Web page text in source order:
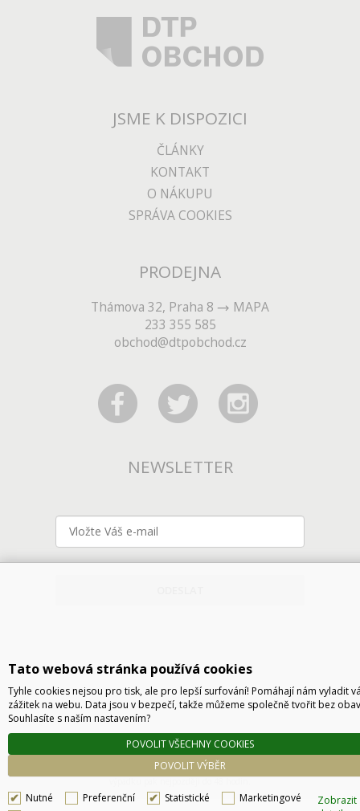
JSME K DISPOZICI
ČLÁNKY
KONTAKT
O NÁKUPU
SPRÁVA COOKIES
PRODEJNA
Thámova 32, Praha 8
MAPA
233 355 585
obchod@dtpobchod.cz
NEWSLETTER
Technické řešení © 2026 CyberSoft s.r.o.
Podle zákona o evidenci tržeb je prodávající povinen vystavit kupujícímu účtenku. Zároveň
je povinen zaevidovat přijatou tržbu u správce daně online, v případě technického
Tato webová stránka používá cookies
Tyhle cookies nejsou pro tisk, ale pro lepší surfování! Pomáhají nám vyladit
zážitek na webu. Data jsou v bezpečí, takže můžeme společně tvořit bez
Souhlasíte s naším nastavením?
POVOLIT VÝBĚR
POVOLIT VŠECHNY COOKIES
Nutné Preferenční Statistické
Marketingové
Zobrazit